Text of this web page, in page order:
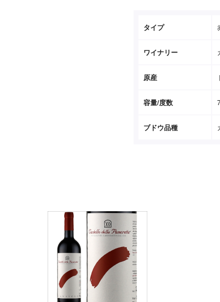
タイプ
ワイナリー
原産
容量/度数
ブドウ品種